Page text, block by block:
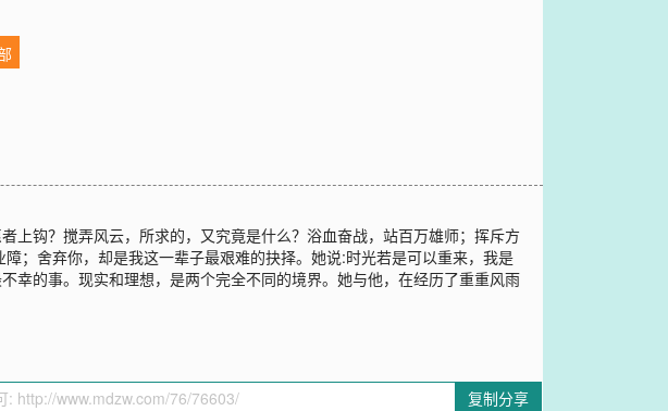
上钩？搅弄风云，所求的，又究竟是什么？浴血奋战，站百万雄师；挥斥方
；舍弃你，却是我这一辈子最艰难的抉择。她说:时光若是可以重来，我是
幸的事。现实和理想，是两个完全不同的境界。她与他，在经历了重重风雨
复制分享